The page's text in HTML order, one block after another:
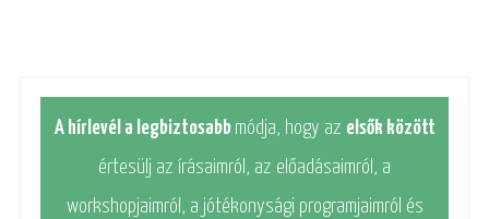
A hírlevél a legbiztosabb módja, hogy az elsők között
értesülj az írásaimról, az előadásaimról, a
workshopjaimról, a jótékonysági programjaimról és